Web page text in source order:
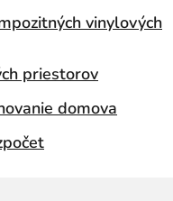
vinylových
priestorov
domova